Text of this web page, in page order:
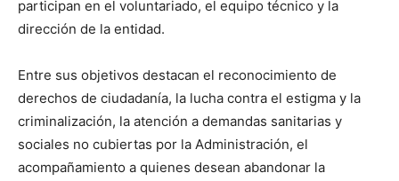
participan en el voluntariado, el equipo técnico y la
dirección de la entidad.
Entre sus objetivos destacan el reconocimiento de
derechos de ciudadanía, la lucha contra el estigma y la
criminalización, la atención a demandas sanitarias y
sociales no cubiertas por la Administración, el
acompañamiento a quienes desean abandonar la